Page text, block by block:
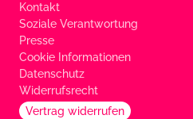
Kontakt
Soziale Verantwortung
Presse
Cookie Informationen
Datenschutz
Widerrufsrecht
Vertrag widerrufen